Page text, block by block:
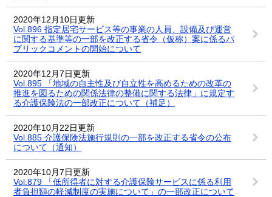
2020年12月10日更新
Vol.896 指定居宅サービス等の事業の人員、設備及び運営
に関する基準等の一部を改正する省令（仮称）案に係るパ
ブリックコメントの開始について
2020年12月7日更新
Vol.895 「地域の自主性及び自立性を高めるための改革の
推進を図るための関係法律の整備に関する法律」に規定す
る介護保険法の一部改正について（補足）
2020年10月22日更新
Vol.885 介護保険法施行規則の一部を改正する省令の公布
について（通知）
2020年10月7日更新
Vol.879 「低所得者に対する介護保険サービスに係る利用
者負担額の軽減制度の実施について」の一部改正について